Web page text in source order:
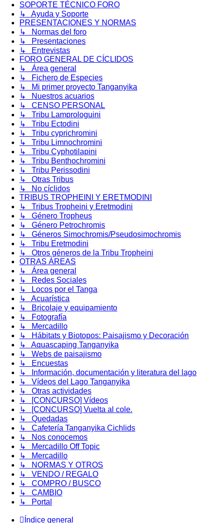
SOPORTE TÉCNICO FORO
↳ Ayuda y Soporte
PRESENTACIONES Y NORMAS
↳ Normas del foro
↳ Presentaciones
↳ Entrevistas
FORO GENERAL DE CÍCLIDOS
↳ Área general
↳ Fichero de Especies
↳ Mi primer proyecto Tanganyika
↳ Nuestros acuarios
↳ CENSO PERSONAL
↳ Tribu Lamprologuini
↳ Tribu Ectodini
↳ Tribu cyprichromini
↳ Tribu Limnochromini
↳ Tribu Cyphotilapini
↳ Tribu Benthochromini
↳ Tribu Perissodini
↳ Otras Tribus
↳ No cíclidos
TRIBUS TROPHEINI Y ERETMODINI
↳ Tribus Tropheini y Eretmodini
↳ Género Tropheus
↳ Género Petrochromis
↳ Géneros Simochromis/Pseudosimochromis
↳ Tribu Eretmodini
↳ Otros géneros de la Tribu Tropheini
OTRAS ÁREAS
↳ Área general
↳ Redes Sociales
↳ Locos por el Tanga
↳ Acuarística
↳ Bricolaje y equipamiento
↳ Fotografía
↳ Mercadillo
↳ Hábitats y Biotopos: Paisajismo y Decoración
↳ Aquascaping Tanganyika
↳ Webs de paisajismo
↳ Encuestas
↳ Información, documentación y literatura del lago
↳ Vídeos del Lago Tanganyika
↳ Otras actividades
↳ [CONCURSO] Vídeos
↳ [CONCURSO] Vuelta al cole.
↳ Quedadas
↳ Cafetería Tanganyika Cichlids
↳ Nos conocemos
↳ Mercadillo Off Topic
↳ Mercadillo
↳ NORMAS Y OTROS
↳ VENDO / REGALO
↳ COMPRO / BUSCO
↳ CAMBIO
↳ Portal
Índice general